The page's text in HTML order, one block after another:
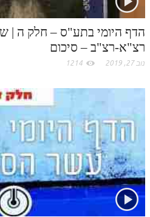
רצ"א-רצ"ב – סיכום
נוב 27, 2019 1214